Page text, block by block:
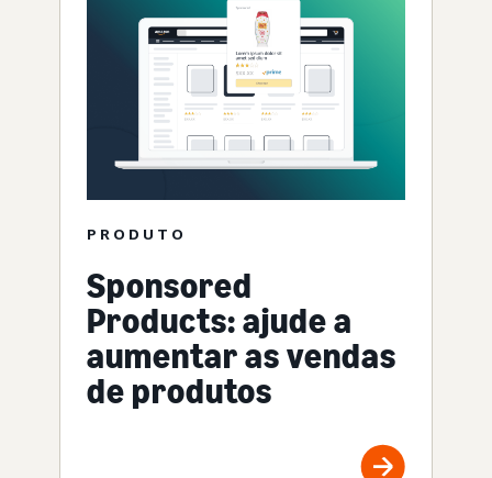
PRODUTO
Sponsored
Products: ajude a
aumentar as vendas
de produtos